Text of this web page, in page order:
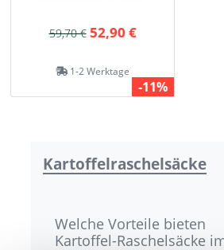
59,70 € 52,90 €
1-2 Werktage
-11%
Kartoffelraschelsäcke
Welche Vorteile bieten
Kartoffel-Raschelsäcke